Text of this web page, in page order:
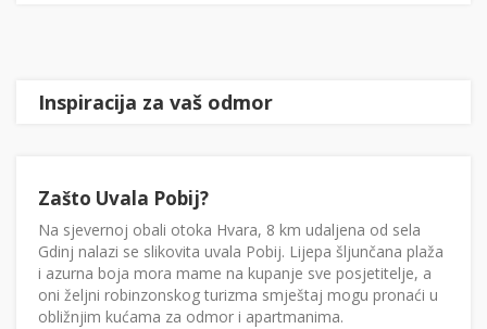
Inspiracija za vaš odmor
Zašto Uvala Pobij?
Na sjevernoj obali otoka Hvara, 8 km udaljena od sela
Gdinj nalazi se slikovita uvala Pobij. Lijepa šljunčana plaža
i azurna boja mora mame na kupanje sve posjetitelje, a
oni željni robinzonskog turizma smještaj mogu pronaći u
obližnjim kućama za odmor i apartmanima.